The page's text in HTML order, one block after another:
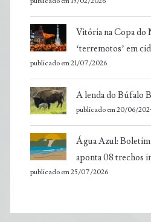
Vitória na Copa do
‘terremotos’ em
publicado em 21/07/2026
A lenda do Búfalo
publicado em 20/06/
Água Azul: Boletim
aponta 08 trechos
publicado em 25/07/2026